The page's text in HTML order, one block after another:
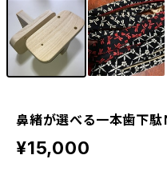
鼻緒が選べる一本歯下駄Ｎ
¥15,000